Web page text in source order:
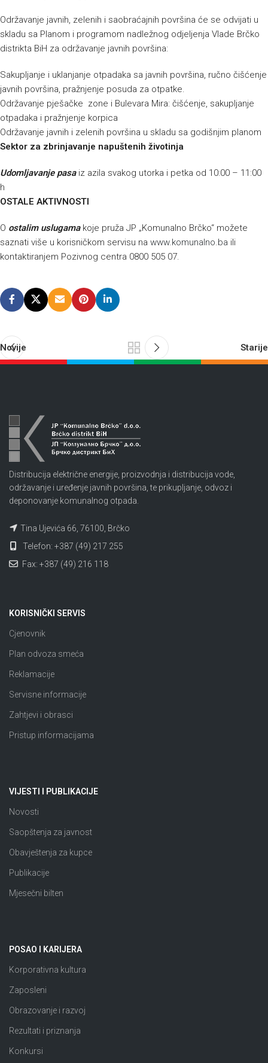
Održavanje javnih, zelenih i saobraćajnih površina će se odvijati u
skladu sa Planom i programom nadležnog odjeljenja Vlade Brčko
distrikta BiH za održavanje javnih površina:
Sakupljanje i uklanjanje otpadaka sa javnih površina, ručno čišćenje
javnih površina, pražnjenje posuda za otpatke.
Održavanje pješačke zone i Bulevara Mira: čišćenje, sakupljanje
otpadaka i pražnjenje korpica
Održavanje javnih i zelenih površina u skladu sa godišnjim planom
Sektor za zbrinjavanje napuštenih životinja
Udomljavanje pasaiz azila svakog utorka i petka od 10:00 – 11:00
h
OSTALE AKTIVNOSTI
O ostalim uslugamakoje pruža JP „Komunalno Brčko“ možete
saznati više u korisničkom servisu na www.komunalno.ba ili
kontaktiranjem Pozivnog centra 0800 505 07.
Novije Starije
Distribucija električne energije, proizvodnja i distribucija vode,
održavanje i uređenje javnih površina, te prikupljanje, odvoz i
deponovanje komunalnog otpada.
Tina Ujevića 66, 76100, Brčko
Telefon: +387 (49) 217 255
Fax: +387 (49) 216 118
KORISNIČKI SERVIS
Cjenovnik
Plan odvoza smeća
Reklamacije
Servisne informacije
Zahtjevi i obrasci
Pristup informacijama
VIJESTI I PUBLIKACIJE
Novosti
Saopštenja za javnost
Obavještenja za kupce
Publikacije
Mjesečni bilten
POSAO I KARIJERA
Korporativna kultura
Zaposleni
Obrazovanje i razvoj
Rezultati i priznanja
Konkursi